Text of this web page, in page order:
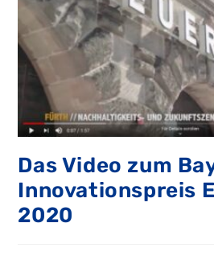
Das Video zum
Innovationspreis
2020